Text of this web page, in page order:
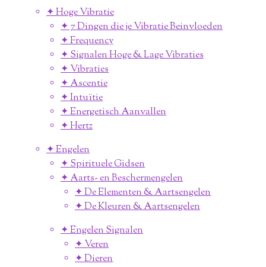
✦ Hoge Vibratie
✦ 7 Dingen die je Vibratie Beinvloeden
✦ Frequency
✦ Signalen Hoge & Lage Vibraties
✦ Vibraties
✦ Ascentie
✦ Intuïtie
✦ Energetisch Aanvallen
✦ Hertz
✦ Engelen
✦ Spirituele Gidsen
✦ Aarts- en Beschermengelen
✦ De Elementen & Aartsengelen
✦ De Kleuren & Aartsengelen
✦ Engelen Signalen
✦ Veren
✦ Dieren